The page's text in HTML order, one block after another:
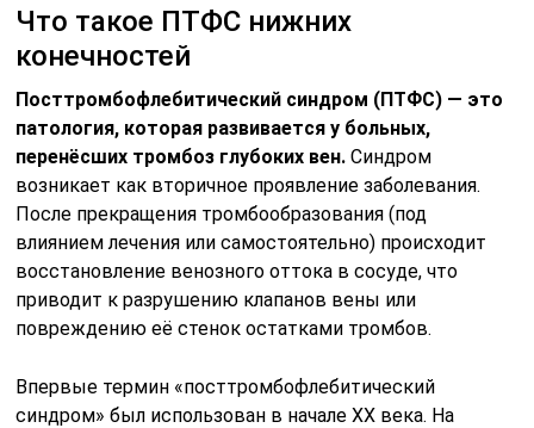
Что такое ПТФС нижних
конечностей
Посттромбофлебитический синдром (ПТФС) — это
патология, которая развивается у больных,
перенёсших тромбоз глубоких вен. Синдром
возникает как вторичное проявление заболевания.
После прекращения тромбообразования (под
влиянием лечения или самостоятельно) происходит
восстановление венозного оттока в сосуде, что
приводит к разрушению клапанов вены или
повреждению её стенок остатками тромбов.
Впервые термин «посттромбофлебитический
синдром» был использован в начале XX века. На